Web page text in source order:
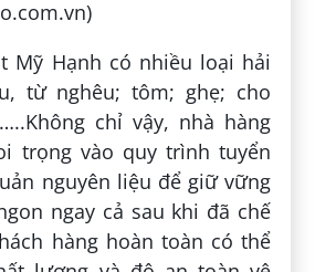
Mỹ Hạnh có nhiều loại hải
từ nghêu; tôm; ghẹ; cho
chỉ vậy, nhà hàng
trọng vào quy trình tuyển
nguyên liệu để giữ vững
ngay cả sau khi đã chế
hàng hoàn toàn có thể